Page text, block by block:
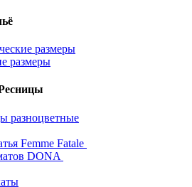
размеры
размеры
разноцветные
Femme Fatale
DONA